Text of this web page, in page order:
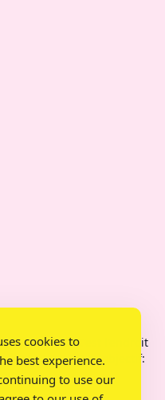
Mamy Kit C'est l'endroit
étonnantes. Mon objectif:
cookies to
best experience.
to use our